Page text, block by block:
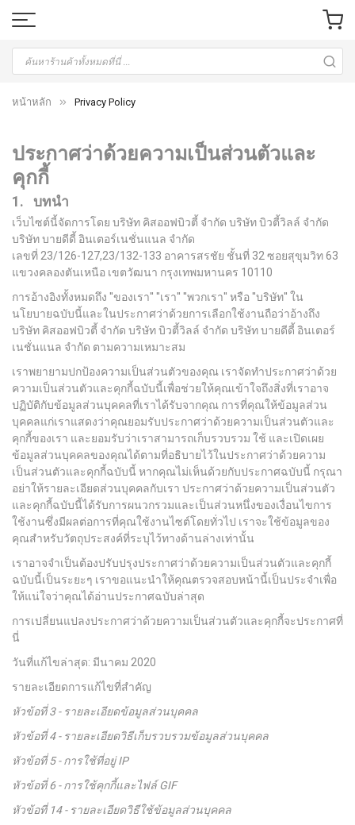
หน้าหลัก Privacy Policy
ประกาศว่าด้วยความเป็นส่วนตัวและ
คุกกี้
1. บทนำ
เว็บไซต์นี้จัดการโดย บริษัท คิสออฟบิวตี้ จำกัด บริษัท บิวตี้วิลล์ จำกัด
บริษัท บายดีดี้ อินเตอร์เนชั่นแนล จำกัด
เลขที่ 23/126-127,23/132-133 อาคารสรชัย ชั้นที่ 32 ซอยสุขุมวิท 63
แขวงคลองตันเหนือ เขตวัฒนา กรุงเทพมหานคร 10110
การอ้างอิงทั้งหมดถึง ''ของเรา'' ''เรา'' ''พวกเรา'' หรือ ''บริษัท'' ใน
นโยบายฉบับนี้และในประกาศว่าด้วยการเลือกใช้งานถือว่าอ้างถึง
บริษัท คิสออฟบิวตี้ จำกัด บริษัท บิวตี้วิลล์ จำกัด บริษัท บายดีดี้ อินเตอร์
เนชั่นแนล จำกัด ตามความเหมาะสม
เราพยายามปกป้องความเป็นส่วนตัวของคุณ เราจัดทำประกาศว่าด้วย
ความเป็นส่วนตัวและคุกกี้ฉบับนี้เพื่อช่วยให้คุณเข้าใจถึงสิ่งที่เราอาจ
ปฏิบัติกับข้อมูลส่วนบุคคลที่เราได้รับจากคุณ การที่คุณให้ข้อมูลส่วน
บุคคลแก่เราแสดงว่าคุณยอมรับประกาศว่าด้วยความเป็นส่วนตัวและ
คุกกี้ของเรา และยอมรับว่าเราสามารถเก็บรวบรวม ใช้ และเปิดเผย
ข้อมูลส่วนบุคคลของคุณได้ตามที่อธิบายไว้ในประกาศว่าด้วยความ
เป็นส่วนตัวและคุกกี้ฉบับนี้ หากคุณไม่เห็นด้วยกับประกาศฉบับนี้ กรุณา
อย่าให้รายละเอียดส่วนบุคคลกับเรา ประกาศว่าด้วยความเป็นส่วนตัว
และคุกกี้ฉบับนี้ได้รับการผนวกรวมและเป็นส่วนหนึ่งของเงื่อนไขการ
ใช้งานซึ่งมีผลต่อการที่คุณใช้งานไซต์โดยทั่วไป เราจะใช้ข้อมูลของ
คุณสำหรับวัตถุประสงค์ที่ระบุไว้ทางด้านล่างเท่านั้น
เราอาจจำเป็นต้องปรับปรุงประกาศว่าด้วยความเป็นส่วนตัวและคุกกี้
ฉบับนี้เป็นระยะๆ เราขอแนะนำให้คุณตรวจสอบหน้านี้เป็นประจำเพื่อ
ให้แน่ใจว่าคุณได้อ่านประกาศฉบับล่าสุด
การเปลี่ยนแปลงประกาศว่าด้วยความเป็นส่วนตัวและคุกกี้จะประกาศที่
นี่
วันที่แก้ไขล่าสุด: มีนาคม 2020
รายละเอียดการแก้ไขที่สำคัญ
หัวข้อที่ 3 - รายละเอียดข้อมูลส่วนบุคคล
หัวข้อที่ 4 - รายละเอียดวิธีเก็บรวบรวมข้อมูลส่วนบุคคล
หัวข้อที่ 5 -การใช้ที่อยู่ IP
หัวข้อที่ 6 -การใช้คุกกี้และไฟล์ GIF
หัวข้อที่ 14 - รายละเอียดวิธีใช้ข้อมูลส่วนบุคคล